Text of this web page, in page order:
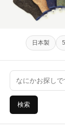
日本製
検索